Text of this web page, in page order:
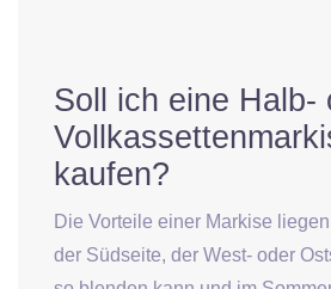
Soll ich eine Halb-
kaufen?
Die Vorteile einer Markise
der Südseite, der West- oder